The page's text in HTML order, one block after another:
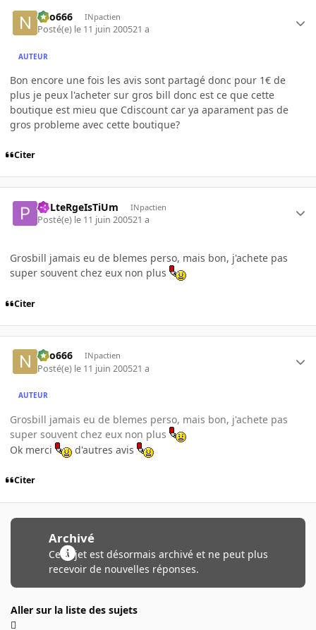
neo666 INpactien
Posté(e) le 11 juin 200521 a
AUTEUR
Bon encore une fois les avis sont partagé donc pour 1€ de
plus je peux l'acheter sur gros bill donc est ce que cette
boutique est mieu que Cdiscount car ya aparament pas de
gros probleme avec cette boutique?
Citer
PoLteRgeIsTiUm INpactien
Posté(e) le 11 juin 200521 a
Grosbill jamais eu de blemes perso, mais bon, j'achete pas
super souvent chez eux non plus
Citer
neo666 INpactien
Posté(e) le 11 juin 200521 a
AUTEUR
Grosbill jamais eu de blemes perso, mais bon, j'achete pas
super souvent chez eux non plus
Ok merci
d'autres avis
Citer
Archivé
Ce sujet est désormais archivé et ne peut plus
recevoir de nouvelles réponses.
Aller sur la liste des sujets